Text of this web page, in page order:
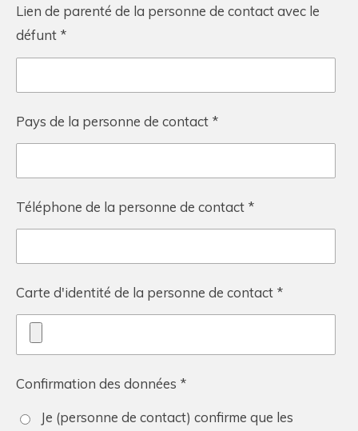
Lien de parenté de la personne de contact avec le
défunt *
Pays de la personne de contact *
Téléphone de la personne de contact *
Carte d'identité de la personne de contact *
Confirmation des données *
Je (personne de contact) confirme que les